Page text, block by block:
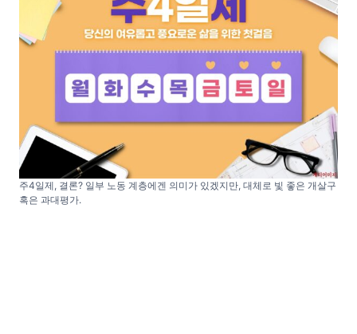
주4일제, 결론? 일부 노동 계층에겐 의미가 있겠지만, 대체로 빛 좋은 개살구
혹은 과대평가.